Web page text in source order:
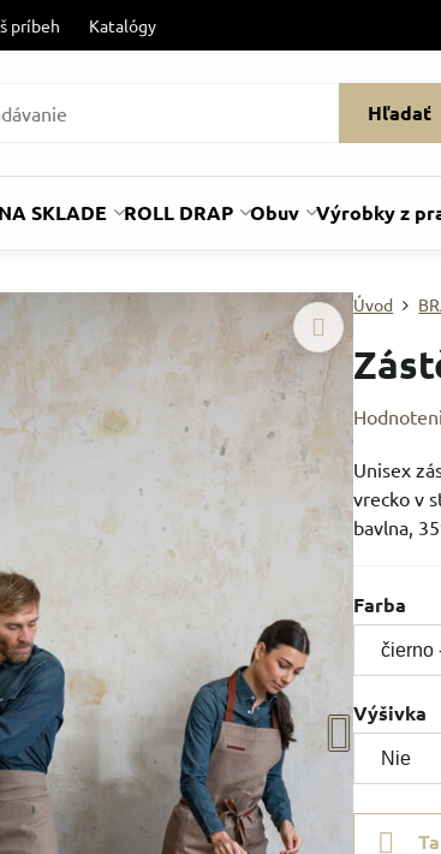
príbeh Katalógy
Hľadať
NA SKLADE ROLL DRAP Obuv Výrobky z
Úvod
Unisex
vrecko v
bavlna,
Farba
Výšivka